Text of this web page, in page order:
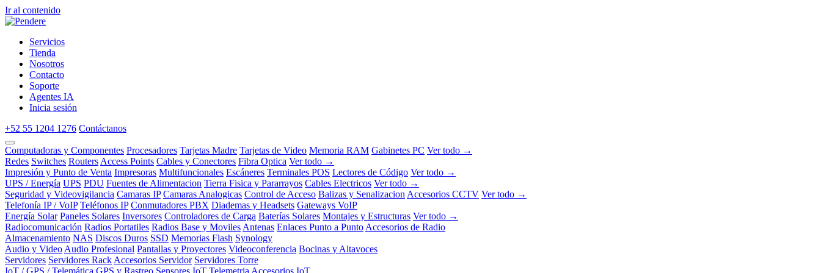
Ir al contenido
Servicios
Tienda
Nosotros
Contacto
Soporte
Agentes IA
Inicia sesión
+52 55 1204 1276 Contáctanos
Computadoras y Componentes Procesadores Tarjetas Madre Tarjetas de Video Memoria RAM Gabinetes PC Ver todo →
Redes Switches Routers Access Points Cables y Conectores Fibra Optica Ver todo →
Impresión y Punto de Venta Impresoras Multifuncionales Escáneres Terminales POS Lectores de Código Ver todo →
UPS / Energía UPS PDU Fuentes de Alimentacion Tierra Fisica y Pararrayos Cables Electricos Ver todo →
Seguridad y Videovigilancia Camaras IP Camaras Analogicas Control de Acceso Balizas y Senalizacion Accesorios CCTV Ver todo →
Telefonía IP / VoIP Teléfonos IP Conmutadores PBX Diademas y Headsets Gateways VoIP
Energía Solar Paneles Solares Inversores Controladores de Carga Baterías Solares Montajes y Estructuras Ver todo →
Radiocomunicación Radios Portatiles Radios Base y Moviles Antenas Enlaces Punto a Punto Accesorios de Radio
Almacenamiento NAS Discos Duros SSD Memorias Flash Synology
Audio y Video Audio Profesional Pantallas y Proyectores Videoconferencia Bocinas y Altavoces
Servidores Servidores Rack Accesorios Servidor Servidores Torre
IoT / GPS / Telemática GPS y Rastreo Sensores IoT Telemetria Accesorios IoT